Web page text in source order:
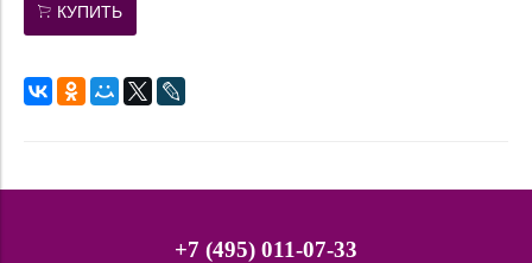
КУПИТЬ
+7 (495) 011-07-33